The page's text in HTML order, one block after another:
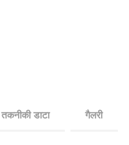
तकनीकी डाटा गैलरी